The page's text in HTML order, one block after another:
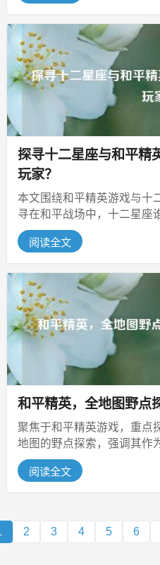
探寻十二星座与和平精
玩家？
本文围绕和平精英游戏与十
寻在和平战场中，十二星座
座玩得最厉害，试图从星座
阅读全文
和平精英，全地图野点
聚焦于和平精英游戏，重点
地图的野点探索，强调其作
时提出玩家普遍关心的问题
阅读全文
2 3 4 5 6